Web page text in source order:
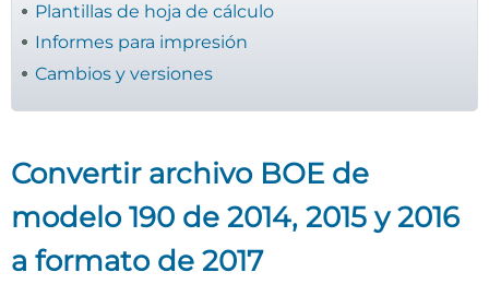
Plantillas de hoja de cálculo
Informes para impresión
Cambios y versiones
Convertir archivo BOE de
modelo 190 de 2014, 2015 y 2016
a formato de 2017